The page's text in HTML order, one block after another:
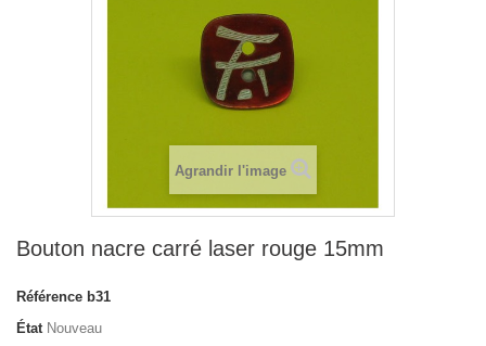
Agrandir l'image
Bouton nacre carré laser rouge 15mm
Référence b31
État Nouveau